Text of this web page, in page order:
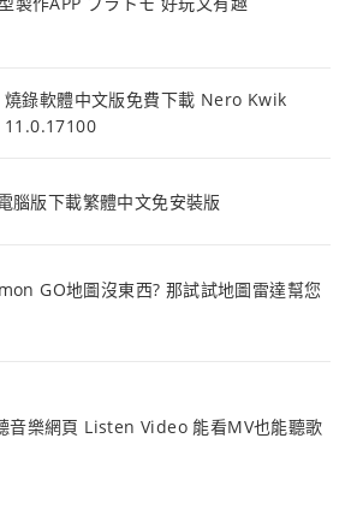
錄軟體中文版免費下載 Nero Kwik
腦版下載繁體中文免安裝版
GO地圖沒東西? 那試試地圖雷達幫您
音樂網頁 Listen Video 能看MV也能聽歌